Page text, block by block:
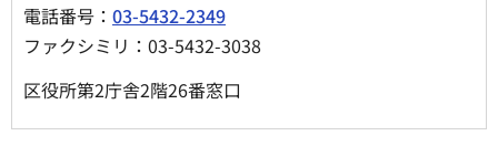
電話番号： 03-5432-2349
ファクシミリ：03-5432-3038
区役所第2庁舎2階26番窓口